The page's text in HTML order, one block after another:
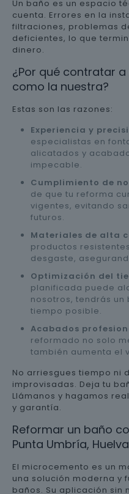
Un baño es un espacio
cuenta. Errores en la
filtraciones, problemas
deficientes, lo que
dinero.
¿Por qué contratar
como la nuestra?
Estas son las razones:
Experiencia y
especialistas en
alicatados y
impecable.
Cumplimiento de
de que tu reforma
vigentes, evitando
futuros.
Materiales de alta
productos
desgaste,
Optimización del
planificada puede
nosotros, tendrás
tiempo posible.
Acabados
reformado no solo
también aumenta el
No arriesgues tiempo ni
improvisadas. Deja tu
Llámanos y hagamos
y garantía.
Reformar un baño
Punta Umbría, Huelva
El microcemento es un
una solución moderna y
baños. Su aplicación sin